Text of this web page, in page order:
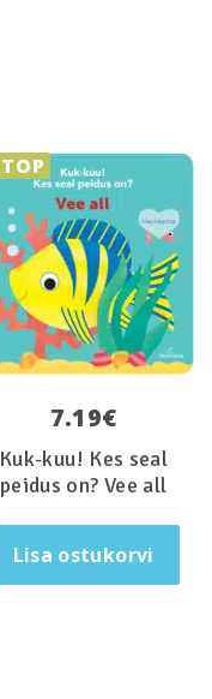
TOP
7.19€
Kuk-kuu! Kes seal
peidus on? Vee all
Lisa ostukorvi